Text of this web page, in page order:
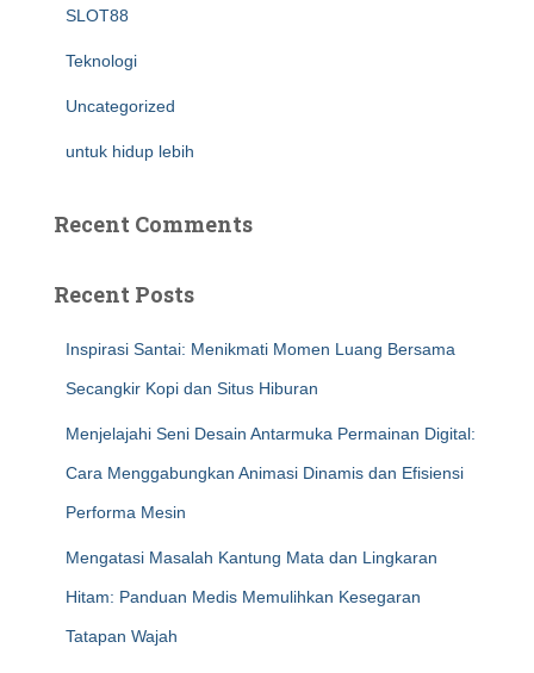
SLOT88
Teknologi
Uncategorized
untuk hidup lebih
Recent Comments
Recent Posts
Inspirasi Santai: Menikmati Momen Luang Bersama
Secangkir Kopi dan Situs Hiburan
Menjelajahi Seni Desain Antarmuka Permainan Digital:
Cara Menggabungkan Animasi Dinamis dan Efisiensi
Performa Mesin
Mengatasi Masalah Kantung Mata dan Lingkaran
Hitam: Panduan Medis Memulihkan Kesegaran
Tatapan Wajah